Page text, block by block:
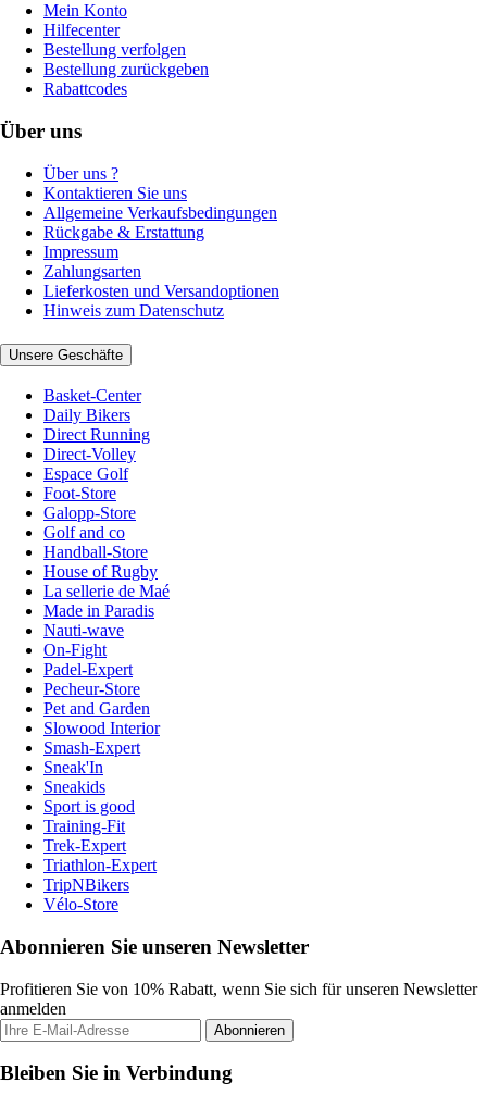
Mein Konto
Hilfecenter
Bestellung verfolgen
Bestellung zurückgeben
Rabattcodes
Über uns
Über uns ?
Kontaktieren Sie uns
Allgemeine Verkaufsbedingungen
Rückgabe & Erstattung
Impressum
Zahlungsarten
Lieferkosten und Versandoptionen
Hinweis zum Datenschutz
Unsere Geschäfte
Basket-Center
Daily Bikers
Direct Running
Direct-Volley
Espace Golf
Foot-Store
Galopp-Store
Golf and co
Handball-Store
House of Rugby
La sellerie de Maé
Made in Paradis
Nauti-wave
On-Fight
Padel-Expert
Pecheur-Store
Pet and Garden
Slowood Interior
Smash-Expert
Sneak'In
Sneakids
Sport is good
Training-Fit
Trek-Expert
Triathlon-Expert
TripNBikers
Vélo-Store
Abonnieren Sie unseren Newsletter
Profitieren Sie von 10% Rabatt, wenn Sie sich für unseren Newsletter
anmelden
Abonnieren
Bleiben Sie in Verbindung